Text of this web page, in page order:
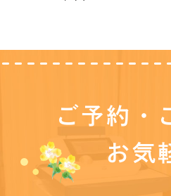
ご予約・
お気